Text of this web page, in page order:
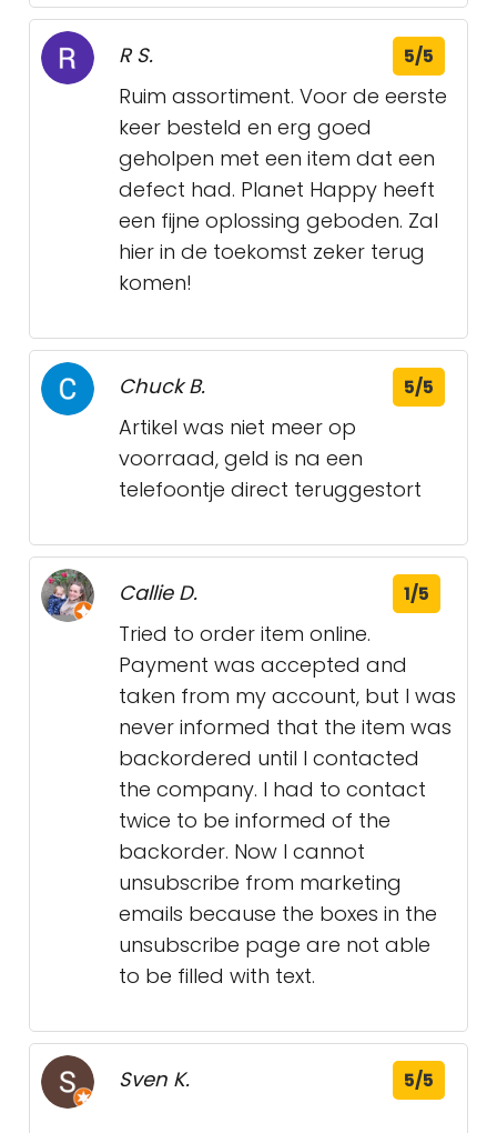
R S. 5/5
Ruim assortiment. Voor de eerste
keer besteld en erg goed
geholpen met een item dat een
defect had. Planet Happy heeft
een fijne oplossing geboden. Zal
hier in de toekomst zeker terug
komen!
Chuck B. 5/5
Artikel was niet meer op
voorraad, geld is na een
telefoontje direct teruggestort
Callie D. 1/5
Tried to order item online.
Payment was accepted and
taken from my account, but I was
never informed that the item was
backordered until I contacted
the company. I had to contact
twice to be informed of the
backorder. Now I cannot
unsubscribe from marketing
emails because the boxes in the
unsubscribe page are not able
to be filled with text.
Sven K. 5/5